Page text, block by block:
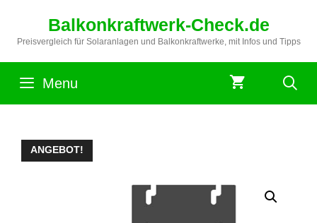
springen
Balkonkraftwerk-Check.de
Preisvergleich für Solaranlagen und Balkonkraftwerke, mit Infos und Tipps
Menu
ANGEBOT!